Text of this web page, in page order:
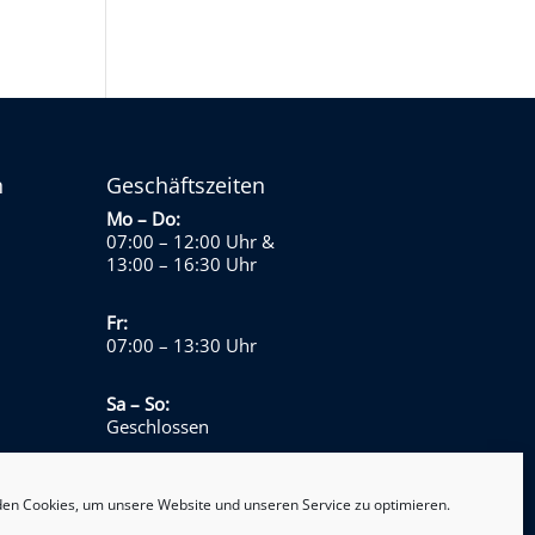
Cookies, um unsere Website und unseren Service zu optimieren.
Geschäftszeiten
Mo – Do:
07:00 – 12:00 Uhr &
13:00 – 16:30 Uhr
Fr:
07:00 – 13:30 Uhr
Sa – So:
Geschlossen